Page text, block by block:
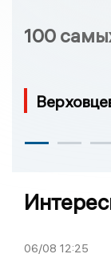
100
06/08 12:25